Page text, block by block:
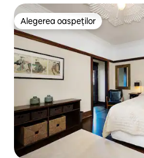
Alegerea oaspeților
Alegerea oaspeților